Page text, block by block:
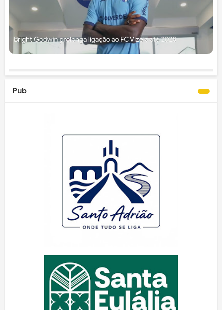
Bright Godwin prolonga ligação ao FC Vizela até 2028
Pub